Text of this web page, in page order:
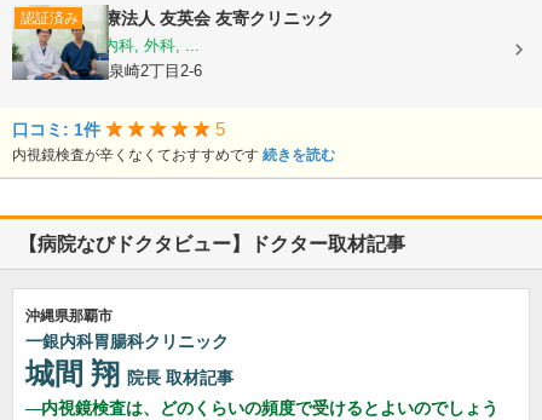
認証済み 医療法人 友英会 友寄クリニック
内科, 消化器内科, 外科, ...
沖縄県那覇市泉崎2丁目2-6
口コミ: 1件 5
内視鏡検査が辛くなくておすすめです 続きを読む
【病院なびドクタビュー】ドクター取材記事
沖縄県那覇市
一銀内科胃腸科クリニック
城間 翔 院長 取材記事
内視鏡検査は、どのくらいの頻度で受けるとよいのでしょう